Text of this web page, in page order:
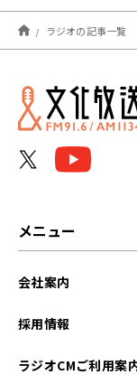
ラジオの記事一覧
メニュー
会社案内
採用情報
ラジオCMご利用案